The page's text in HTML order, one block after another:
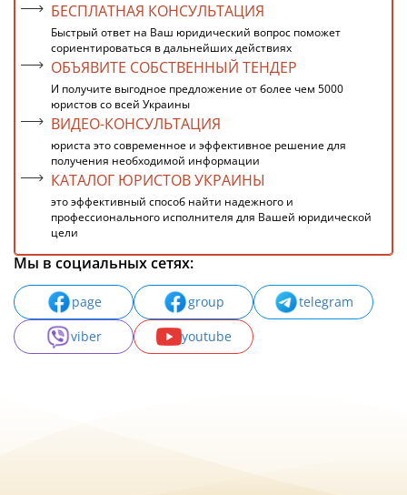
БЕСПЛАТНАЯ КОНСУЛЬТАЦИЯ
Быстрый ответ на Ваш юридический вопрос поможет
сориентироваться в дальнейших действиях
ОБЪЯВИТЕ СОБСТВЕННЫЙ ТЕНДЕР
И получите выгодное предложение от более чем 5000
юристов со всей Украины
ВИДЕО-КОНСУЛЬТАЦИЯ
юриста это современное и эффективное решение для
получения необходимой информации
КАТАЛОГ ЮРИСТОВ УКРАИНЫ
это эффективный способ найти надежного и
профессионального исполнителя для Вашей юридической
цели
Мы в социальных сетях:
page group
telegram
viber
youtube